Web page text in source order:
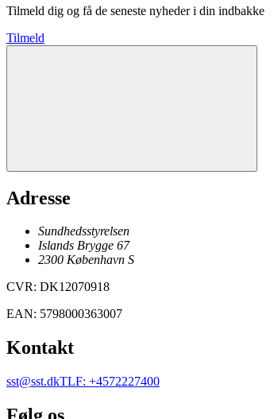
Tilmeld dig og få de seneste nyheder i din indbakke
Tilmeld
Adresse
Sundhedsstyrelsen
Islands Brygge 67
2300 København S
CVR: DK12070918
EAN: 5798000363007
Kontakt
sst@sst.dkTLF: +4572227400